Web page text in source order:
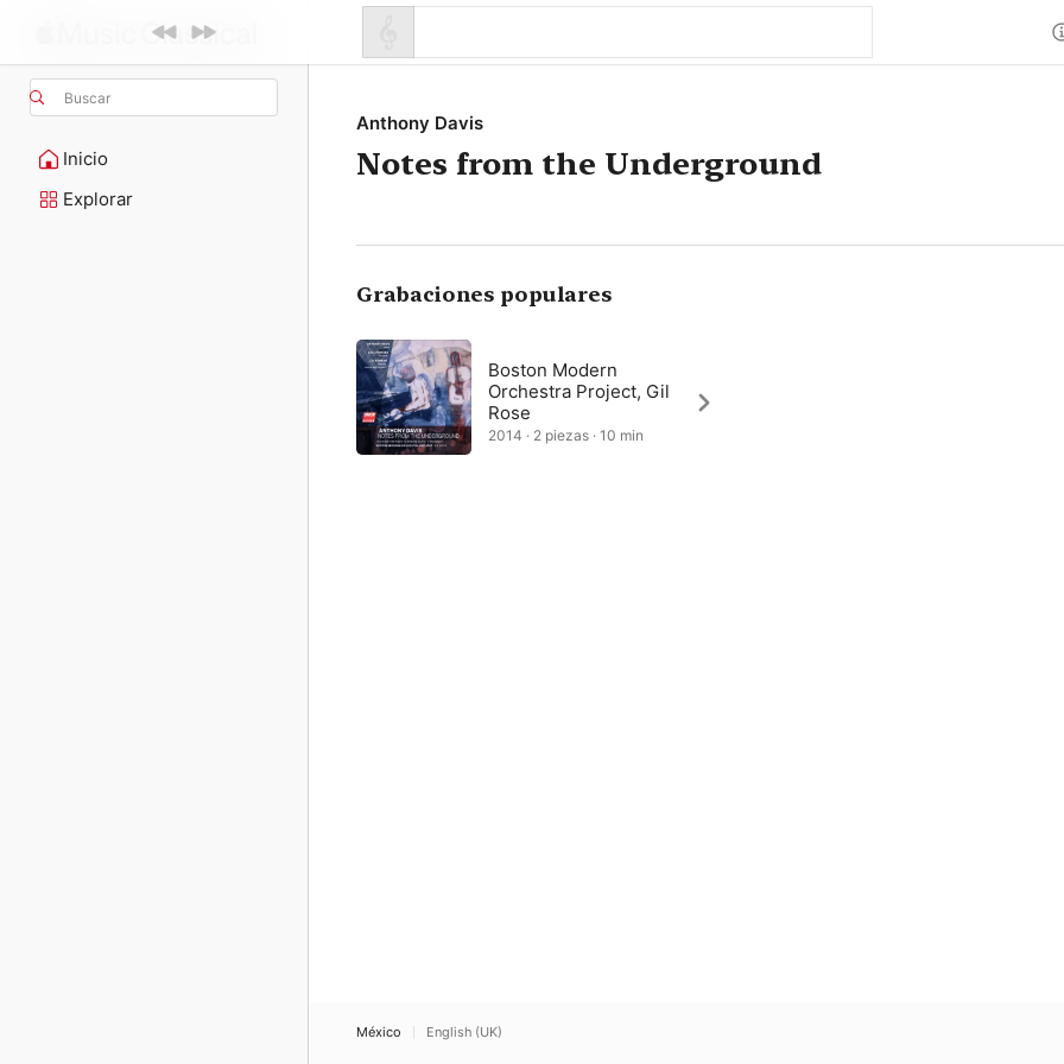
Buscar
Inicio
Explorar
Anthony Davis
Notes from the Underground
Grabaciones populares
Boston Modern
Orchestra Project, Gil
Rose
2014 · 2 piezas · 10 min
México English (UK)